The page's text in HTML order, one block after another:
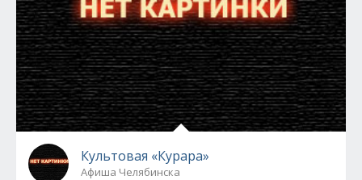
Культовая «Курара»
Афиша Челябинска